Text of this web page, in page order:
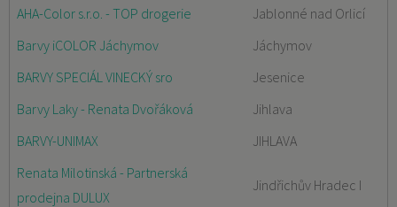
AHA-Color s.r.o. - TOP drogerie
Jablonné nad Orlicí
Barvy iCOLOR Jáchymov
Jáchymov
BARVY SPECIÁL VINECKÝ sro
Jesenice
Barvy Laky - Renata Dvořáková
Jihlava
BARVY-UNIMAX
JIHLAVA
Renata Milotinská - Partnerská
prodejna DULUX
Jindřichův Hradec I